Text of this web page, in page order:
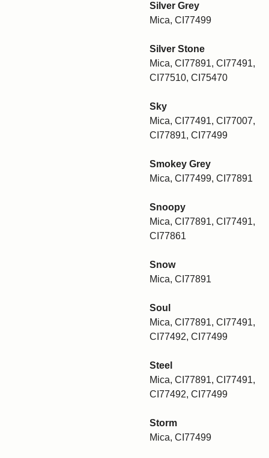
Silver Grey
Mica, CI77499
Silver Stone
Mica, CI77891, CI77491,
CI77510, CI75470
Sky
Mica, CI77491, CI77007,
CI77891, CI77499
Smokey Grey
Mica, CI77499, CI77891
Snoopy
Mica, CI77891, CI77491,
CI77861
Snow
Mica, CI77891
Soul
Mica, CI77891, CI77491,
CI77492, CI77499
Steel
Mica, CI77891, CI77491,
CI77492, CI77499
Storm
Mica, CI77499